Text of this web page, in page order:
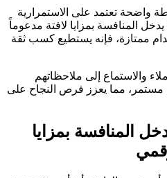
واضحة تعتمد على الاستمرارية
المنافسة بمزايا لافتة مدعوماً
ممتازة، فإنه يستطيع كسب ثقة
والاستماع إلى ملاحظاتهم
مما يعزز فرص النجاح على
المنافسة بمزايا